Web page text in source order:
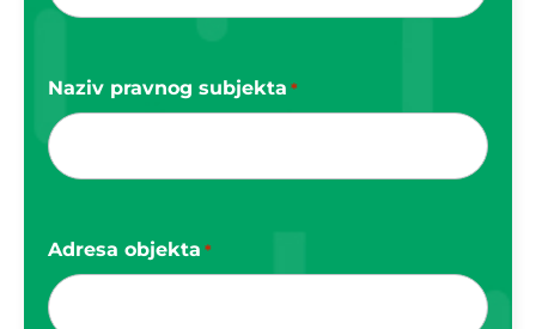
Naziv pravnog subjekta *
Adresa objekta *